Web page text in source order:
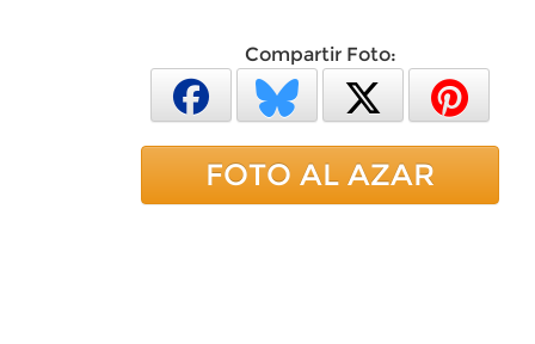
Compartir Foto:
FOTO AL AZAR